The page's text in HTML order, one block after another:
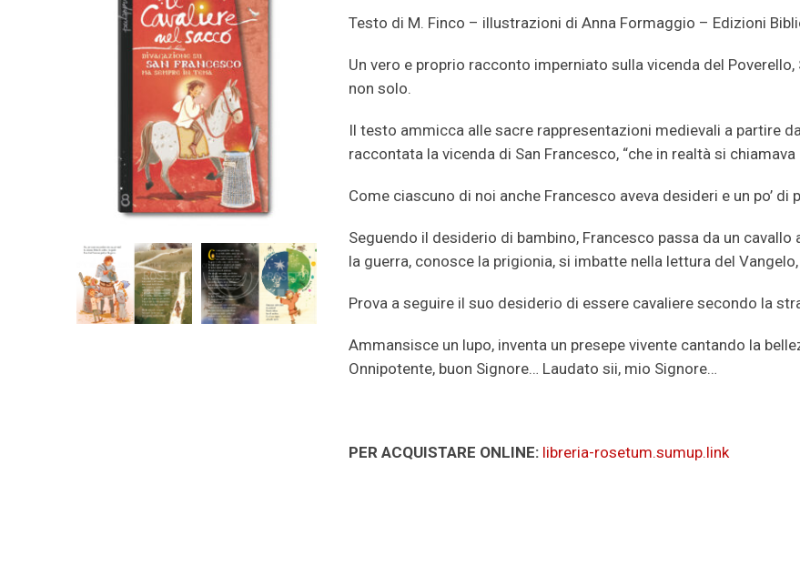
Testo di M. Finco – illustrazioni di Anna Formaggio – Edizioni
Un vero e proprio racconto imperniato sulla vicenda del
non solo.
Il testo ammicca alle sacre rappresentazioni medievali a partire
raccontata la vicenda di San Francesco, “che in realtà si chiamava
Come ciascuno di noi anche Francesco aveva desideri e un po’ di
Seguendo il desiderio di bambino, Francesco passa da un
la guerra, conosce la prigionia, si imbatte nella lettura del
Prova a seguire il suo desiderio di essere cavaliere secondo la
Ammansisce un lupo, inventa un presepe vivente cantando la
Onnipotente, buon Signore… Laudato sii, mio Signore…
PER ACQUISTARE ONLINE: libreria-rosetum.sumup.link